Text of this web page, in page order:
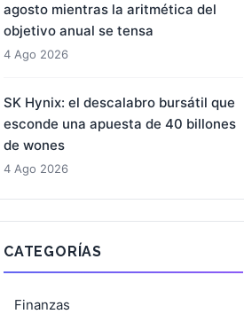
agosto mientras la aritmética del
objetivo anual se tensa
4 Ago 2026
SK Hynix: el descalabro bursátil que
esconde una apuesta de 40 billones
de wones
4 Ago 2026
CATEGORÍAS
Finanzas